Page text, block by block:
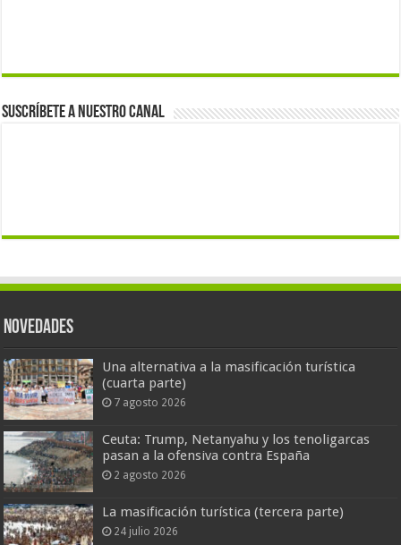
Suscríbete a nuestro canal
Novedades
Una alternativa a la masificación turística
(cuarta parte)
7 agosto 2026
Ceuta: Trump, Netanyahu y los tenoligarcas
pasan a la ofensiva contra España
2 agosto 2026
La masificación turística (tercera parte)
24 julio 2026